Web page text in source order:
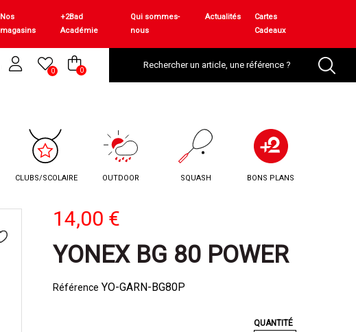
Nos
magasins
+2Bad
Académie
Qui sommes-
nous
Actualités
Cartes
Cadeaux
0 0
CLUBS/SCOLAIRE OUTDOOR SQUASH BONS PLANS
14,00 €
YONEX BG 80 POWER
Référence YO-GARN-BG80P
QUANTITÉ